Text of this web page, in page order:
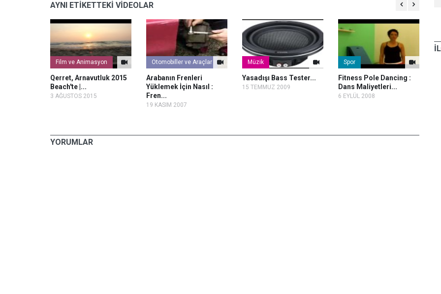
AYNI ETİKETTEKİ VİDEOLAR
Film ve Animasyon
Qerret, Arnavutluk 2015
Beach'te |...
3 AĞUSTOS 2015
Otomobiller ve Araçlar
Arabanın Frenleri
Yüklemek İçin Nasıl :
Fren...
19 KASIM 2007
Müzik
Yasadışı Bass Tester...
15 TEMMUZ 2009
Spor
Fitness Pole Dancing :
Dans Maliyetleri...
6 EYLÜL 2008
YORUMLAR